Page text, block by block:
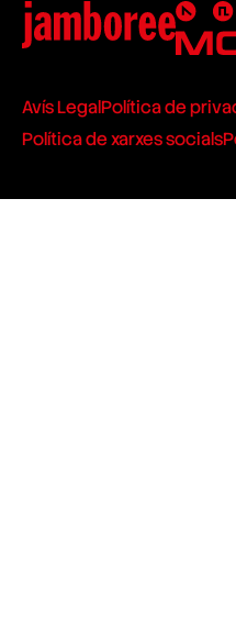
Avís LegalPolítica de
Política de xarxes socials